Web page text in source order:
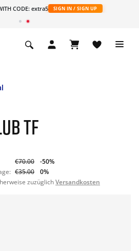
CODE: extra5 SIGN IN / SIGN UP
TF
€70.00
-50%
€35.00
0%
zuzüglichVersandkosten